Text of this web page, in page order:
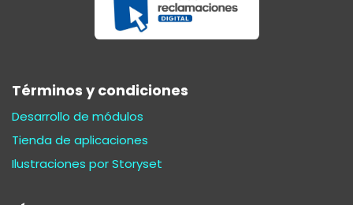
Términos y condiciones
Desarrollo de módulos
Tienda de aplicaciones
Ilustraciones por Storyset